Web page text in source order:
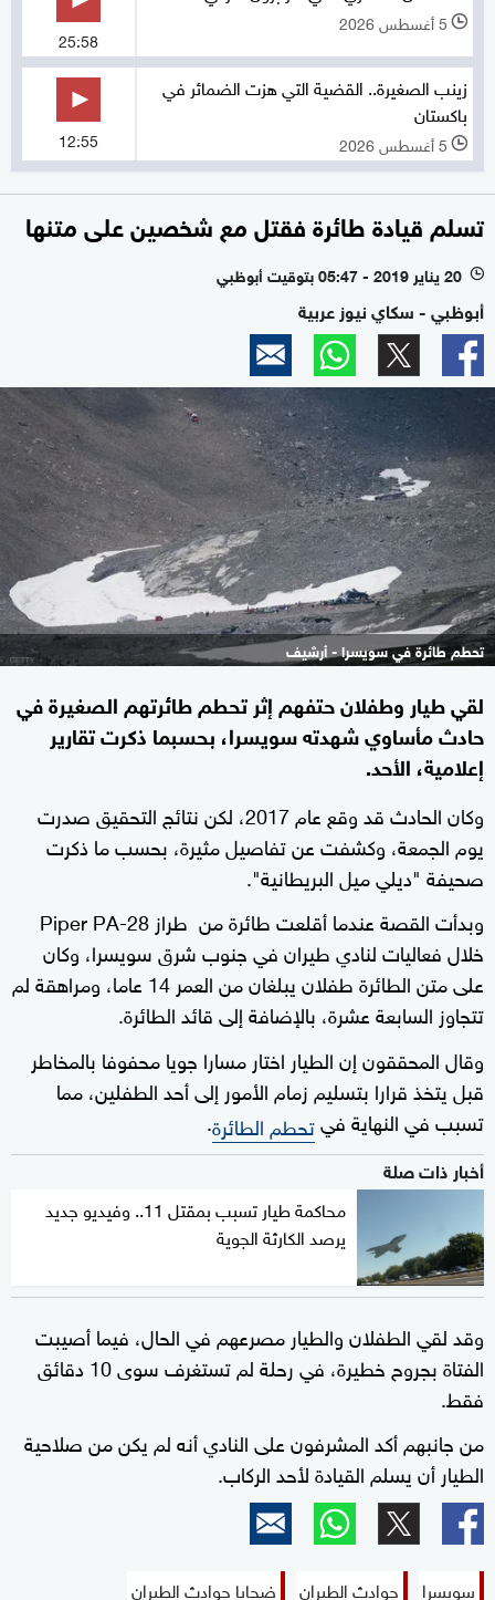
l 5 أغسطس 2026
25:58
زينب الصغيرة.. القضية التي هزت الضمائر في
باكستان
l 5 أغسطس 2026 12:55
تسلم قيادة طائرة فقتل مع شخصين على متنها
l 20 يناير 2019 - 05:47 بتوقيت أبوظبي
أبوظبي - سكاي نيوز عربية
تحطم طائرة في سويسرا - أرشيف
لقي طيار وطفلان حتفهم إثر تحطم طائرتهم الصغيرة في
حادث مأساوي شهدته سويسرا، بحسبما ذكرت تقارير
إعلامية، الأحد.
وكان الحادث قد وقع عام 2017، لكن نتائج التحقيق صدرت
يوم الجمعة، وكشفت عن تفاصيل مثيرة، بحسب ما ذكرت
صحيفة "ديلي ميل البريطانية".
وبدأت القصة عندما أقلعت طائرة من طراز Piper PA-28
خلال فعاليات لنادي طيران في جنوب شرق سويسرا، وكان
على متن الطائرة طفلان يبلغان من العمر 14 عاما، ومراهقة لم
تتجاوز السابعة عشرة، بالإضافة إلى قائد الطائرة.
وقال المحققون إن الطيار اختار مسارا جويا محفوفا بالمخاطر
قبل يتخذ قرارا بتسليم زمام الأمور إلى أحد الطفلين، مما
تسبب في النهاية فيتحطم الطائرة.
أخبار ذات صلة
محاكمة طيار تسبب بمقتل 11.. وفيديو جديد
يرصد الكارثة الجوية
وقد لقي الطفلان والطيار مصرعهم في الحال، فيما أصيبت
الفتاة بجروح خطيرة، في رحلة لم تستغرف سوى 10 دقائق
فقط.
من جانبهم أكد المشرفون على النادي أنه لم يكن من صلاحية
الطيار أن يسلم القيادة لأحد الركاب.
سويسرا حوادث الطيران ضحايا حوادث الطيران